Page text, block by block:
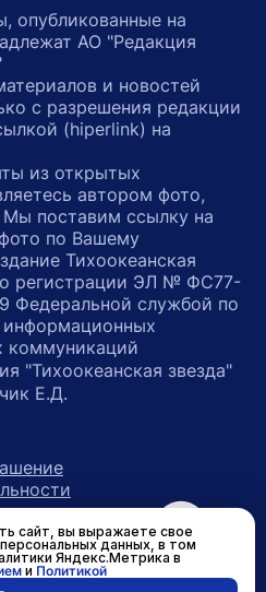
опубликованные на
АО "Редакция
и новостей
с разрешения редакции
(hiperlink) на
из открытых
автором фото,
поставим ссылку на
по Вашему
Тихоокеанская
о регистрации ЭЛ № ФС77-
Федеральной службой по
информационных
коммуникаций
"Тихоокеанская звезда"
Е.Д.
на главную
16+
на страницу в Вконтакте
ссылка на страницу в
ссылка на канал в
сайт, вы выражаете свое
данных, в том
Яндекс.Метрика в
и Политикой